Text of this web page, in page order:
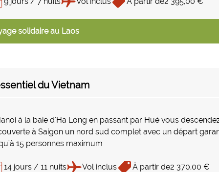
solidaire au Laos
du Vietnam
à la baie d'Ha Long en passant par Hué vous
à Saigon un nord sud complet avec un départ
15 personnes maximum
14 jours / 11 nuits Vol inclus À partir de2 370,00 €